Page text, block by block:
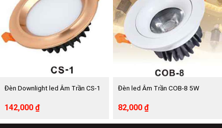
Đèn Downlight led Âm Trần CS-1
Giá
là:
142,000 ₫Giá
hiện
tại
Đèn led Âm Trần COB-8 5W
Giá
gốc
là:
82,000 ₫Giá
hiện
tại